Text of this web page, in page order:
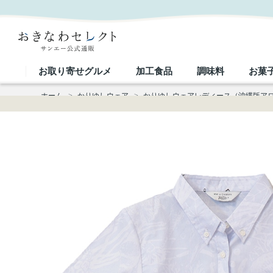
お取り寄せグルメ 加工食品 調味料 お菓
ホーム > かりゆしウェア > かりゆしウェアレディース（沖縄版ア